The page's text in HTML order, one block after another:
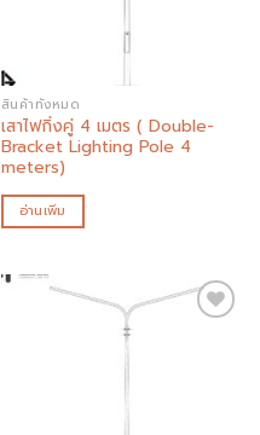
สินค้าทั้งหมด
เสาไฟกิ่งคู่ 4 เมตร ( Double-
Bracket Lighting Pole 4
meters)
อ่านเพิ่ม